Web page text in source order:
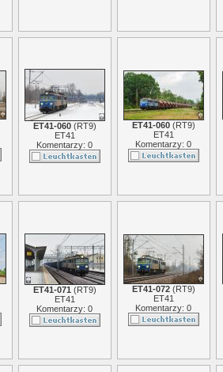
ET41-060(RT9)
ET41
Komentarzy: 0
ET41-060(RT9)
ET41
Komentarzy: 0
ET41-071 (RT9)
ET41
Komentarzy: 0
ET41-072(RT9)
ET41
Komentarzy: 0